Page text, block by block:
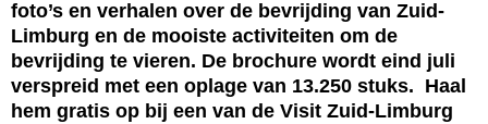
foto’s en verhalen over de bevrijding van Zuid-
Limburg en de mooiste activiteiten om de
bevrijding te vieren. De brochure wordt eind juli
verspreid met een oplage van 13.250 stuks. Haal
hem gratis op bij een van de Visit Zuid-Limburg